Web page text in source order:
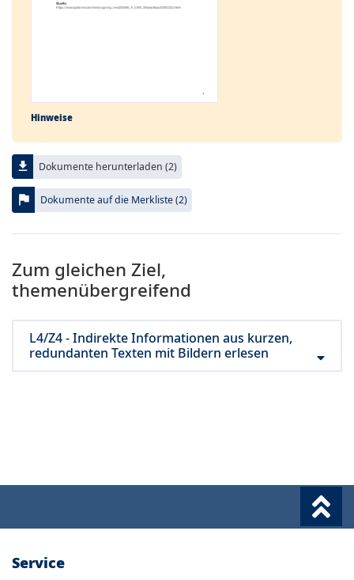
Hinweise
file_download Dokumente herunterladen (2)
flag Dokumente auf die Merkliste (2)
Zum gleichen Ziel,
themenübergreifend
L4/Z4 - Indirekte Informationen aus kurzen,
redundanten Texten mit Bildern erlesen
Service